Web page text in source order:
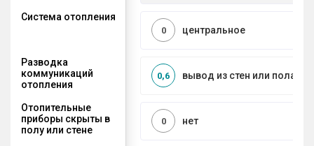
Система отопления
центральное
0
Разводка
коммуникаций
отопления
вывод из стен или пола
0,6
Отопительные
приборы скрыты в
полу или стене
нет
0